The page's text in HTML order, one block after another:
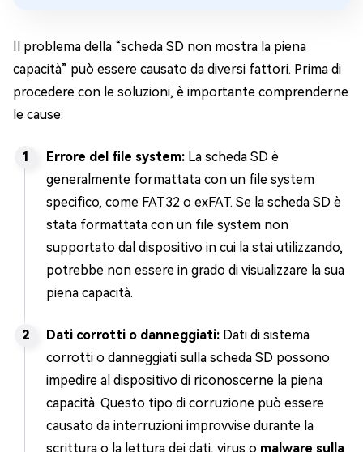
Il problema della “scheda SD non mostra la piena
capacità” può essere causato da diversi fattori. Prima di
procedere con le soluzioni, è importante comprenderne
le cause:
Errore del file system: La scheda SD è
generalmente formattata con un file system
specifico, come FAT32 o exFAT. Se la scheda SD è
stata formattata con un file system non
supportato dal dispositivo in cui la stai utilizzando,
potrebbe non essere in grado di visualizzare la sua
piena capacità.
Dati corrotti o danneggiati: Dati di sistema
corrotti o danneggiati sulla scheda SD possono
impedire al dispositivo di riconoscerne la piena
capacità. Questo tipo di corruzione può essere
causato da interruzioni improvvise durante la
scrittura o la lettura dei dati, virus o malware sulla